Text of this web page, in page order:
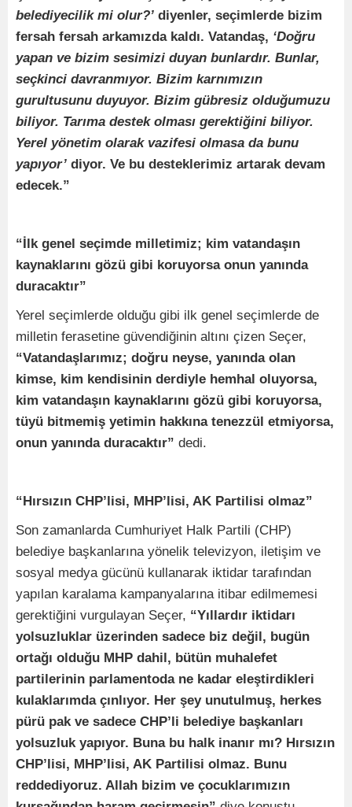
belediyecilik mi olur?’ diyenler, seçimlerde bizim
fersah fersah arkamızda kaldı. Vatandaş, ‘Doğru
yapan ve bizim sesimizi duyan bunlardır. Bunlar,
seçkinci davranmıyor. Bizim karnımızın
gurultusunu duyuyor. Bizim gübresiz olduğumuzu
biliyor. Tarıma destek olması gerektiğini biliyor.
Yerel yönetim olarak vazifesi olmasa da bunu
yapıyor’ diyor. Ve bu desteklerimiz artarak devam
edecek.”
“İlk genel seçimde milletimiz; kim vatandaşın
kaynaklarını gözü gibi koruyorsa onun yanında
duracaktır”
Yerel seçimlerde olduğu gibi ilk genel seçimlerde de
milletin ferasetine güvendiğinin altını çizen Seçer,
“Vatandaşlarımız; doğru neyse, yanında olan
kimse, kim kendisinin derdiyle hemhal oluyorsa,
kim vatandaşın kaynaklarını gözü gibi koruyorsa,
tüyü bitmemiş yetimin hakkına tenezzül etmiyorsa,
onun yanında duracaktır” dedi.
“Hırsızın CHP’lisi, MHP’lisi, AK Partilisi olmaz”
Son zamanlarda Cumhuriyet Halk Partili (CHP)
belediye başkanlarına yönelik televizyon, iletişim ve
sosyal medya gücünü kullanarak iktidar tarafından
yapılan karalama kampanyalarına itibar edilmemesi
gerektiğini vurgulayan Seçer, “Yıllardır iktidarı
yolsuzluklar üzerinden sadece biz değil, bugün
ortağı olduğu MHP dahil, bütün muhalefet
partilerinin parlamentoda ne kadar eleştirdikleri
kulaklarımda çınlıyor. Her şey unutulmuş, herkes
pürü pak ve sadece CHP’li belediye başkanları
yolsuzluk yapıyor. Buna bu halk inanır mı? Hırsızın
CHP’lisi, MHP’lisi, AK Partilisi olmaz. Bunu
reddediyoruz. Allah bizim ve çocuklarımızın